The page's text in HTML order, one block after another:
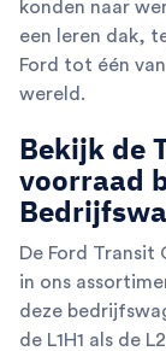
konden naar
een leren dak,
Ford tot één
wereld.
Bekijk de
voorraad
De Ford Transit
in ons
deze
de L1H1 als de